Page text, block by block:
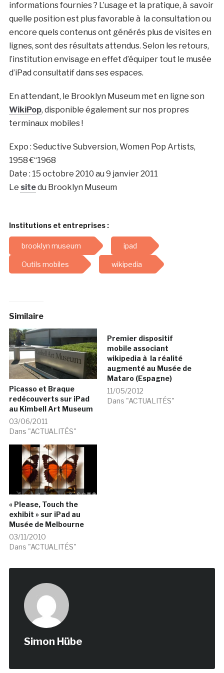
informations fournies ? L’usage et la pratique, à savoir
quelle position est plus favorable à la consultation ou
encore quels contenus ont générés plus de visites en
lignes, sont des résultats attendus. Selon les retours,
l’institution envisage en effet d’équiper tout le musée
d’iPad consultatif dans ses espaces.
En attendant, le Brooklyn Museum met en ligne son
WikiPop, disponible également sur nos propres
terminaux mobiles !
Expo : Seductive Subversion, Women Pop Artists,
1958 €“1968
Date : 15 octobre 2010 au 9 janvier 2011
Le sitedu Brooklyn Museum
Institutions et entreprises :
brooklyn museum ipad
Outils mobiles wikipedia
Similaire
Picasso et Braque
redécouverts sur iPad
au Kimbell Art Museum
03/06/2011
Dans "ACTUALITÉS"
Premier dispositif
mobile associant
wikipedia à la réalité
augmenté au Musée de
Mataro (Espagne)
11/05/2012
Dans "ACTUALITÉS"
« Please, Touch the
exhibit » sur iPad au
Musée de Melbourne
03/11/2010
Dans "ACTUALITÉS"
Simon Hübe